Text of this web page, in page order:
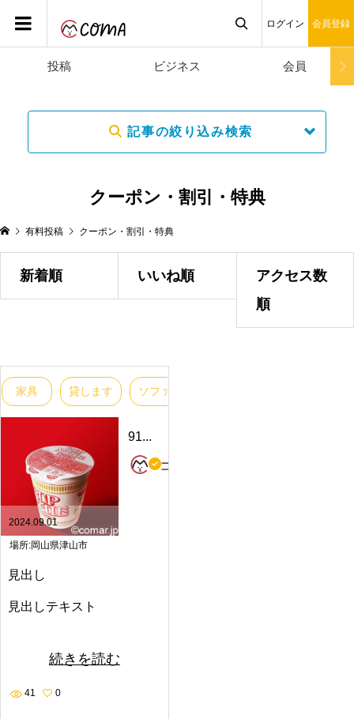
ログイン 会員登録
投稿 ビジネス 会員
記事の絞り込み検索
クーポン・割引・特典
有料投稿 クーポン・割引・特典
新着順 いいね順
アクセス数
順
家具 貸します ソファー
2024.09.01
91...
コ
場所:岡山県津山市
見出し
見出しテキスト
続きを読む
41 0